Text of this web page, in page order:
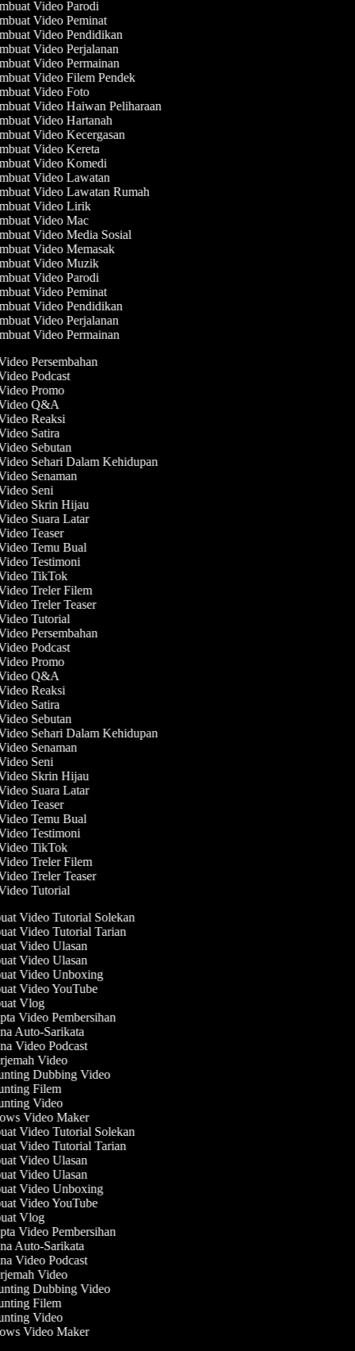
Video Parodi
Video Peminat
Video Pendidikan
Video Perjalanan
Video Permainan
Video Filem Pendek
Video Foto
Video Haiwan Peliharaan
Video Hartanah
Video Kecergasan
Video Kereta
Video Komedi
Video Lawatan
Video Lawatan Rumah
Video Lirik
Video Mac
Video Media Sosial
Video Memasak
Video Muzik
Video Parodi
Video Peminat
Video Pendidikan
Video Perjalanan
Video Permainan
Persembahan
Podcast
Promo
Video Q&A
Reaksi
Satira
Sebutan
Video Sehari Dalam Kehidupan
Senaman
Seni
Video Skrin Hijau
Suara Latar
Teaser
Video Temu Bual
Testimoni
Video TikTok
Video Treler Filem
Treler Teaser
Video Tutorial
Persembahan
Podcast
Promo
Video Q&A
Reaksi
Satira
Sebutan
Video Sehari Dalam Kehidupan
Senaman
Seni
Video Skrin Hijau
Suara Latar
Teaser
Video Temu Bual
Testimoni
Video TikTok
Video Treler Filem
Treler Teaser
Video Tutorial
Video Tutorial Solekan
Video Tutorial Tarian
Video Ulasan
Video Ulasan
Video Unboxing
Video YouTube
Vlog
Video Pembersihan
Auto-Sarikata
Video Podcast
Video
Dubbing Video
Filem
Video
Video Maker
Video Tutorial Solekan
Video Tutorial Tarian
Video Ulasan
Video Ulasan
Video Unboxing
Video YouTube
Vlog
Video Pembersihan
Auto-Sarikata
Video Podcast
Video
Dubbing Video
Filem
Video
Video Maker